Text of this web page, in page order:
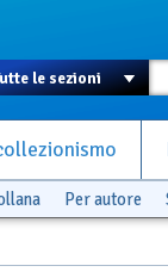
Per autore